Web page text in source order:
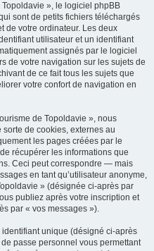
», le logiciel phpBB
sont de petits fichiers téléchargés
de votre ordinateur. Les deux
utilisateur et un identifiant
assignés par le logiciel
de votre navigation sur les sujets de
de ce fait tous les sujets que
votre confort de navigation en
de Topoldavie », nous
de cookies, externes au
les pages créées par le
récupérer les informations que
Ceci peut correspondre — mais
en tant qu’utilisateur anonyme,
» (désignée ci-après par
publiez après votre inscription et
par « vos messages »).
unique (désigné ci-après
passe personnel vous permettant